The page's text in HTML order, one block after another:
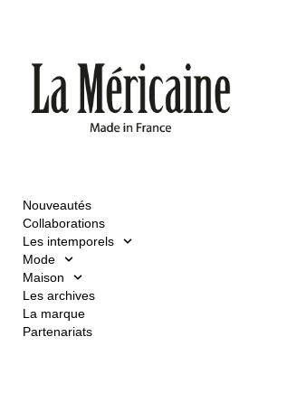
Nouveautés
Collaborations
Les intemporels
Mode
Maison
Les archives
La marque
Partenariats